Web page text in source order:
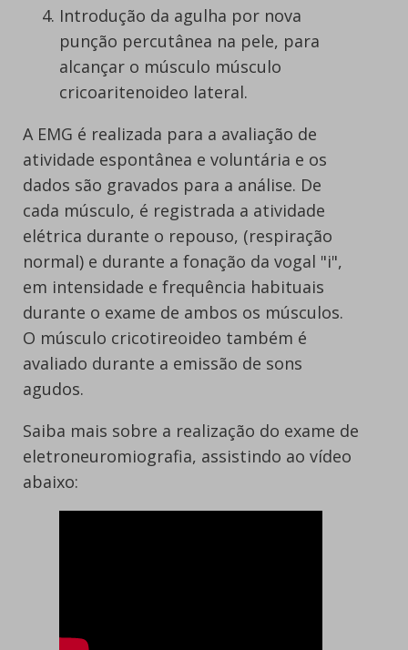
Introdução da agulha por nova
punção percutânea na pele, para
alcançar o músculo músculo
cricoaritenoideo lateral.
A EMG é realizada para a avaliação de
atividade espontânea e voluntária e os
dados são gravados para a análise. De
cada músculo, é registrada a atividade
elétrica durante o repouso, (respiração
normal) e durante a fonação da vogal "i",
em intensidade e frequência habituais
durante o exame de ambos os músculos.
O músculo cricotireoideo também é
avaliado durante a emissão de sons
agudos.
Saiba mais sobre a realização do exame de
eletroneuromiografia, assistindo ao vídeo
abaixo: